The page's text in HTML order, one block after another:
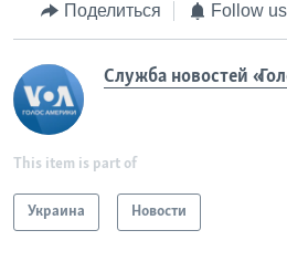
Поделиться Follow us
Служба новостей
This item is part of
Украина Новости